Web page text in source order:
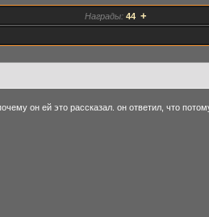
Награды: 44 +
он ей это рассказал. он ответил, что